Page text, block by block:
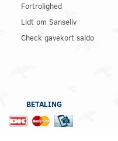
Fortrolighed
Lidt om Sanseliv
Check gavekort saldo
BETALING